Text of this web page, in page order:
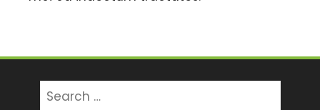
for: